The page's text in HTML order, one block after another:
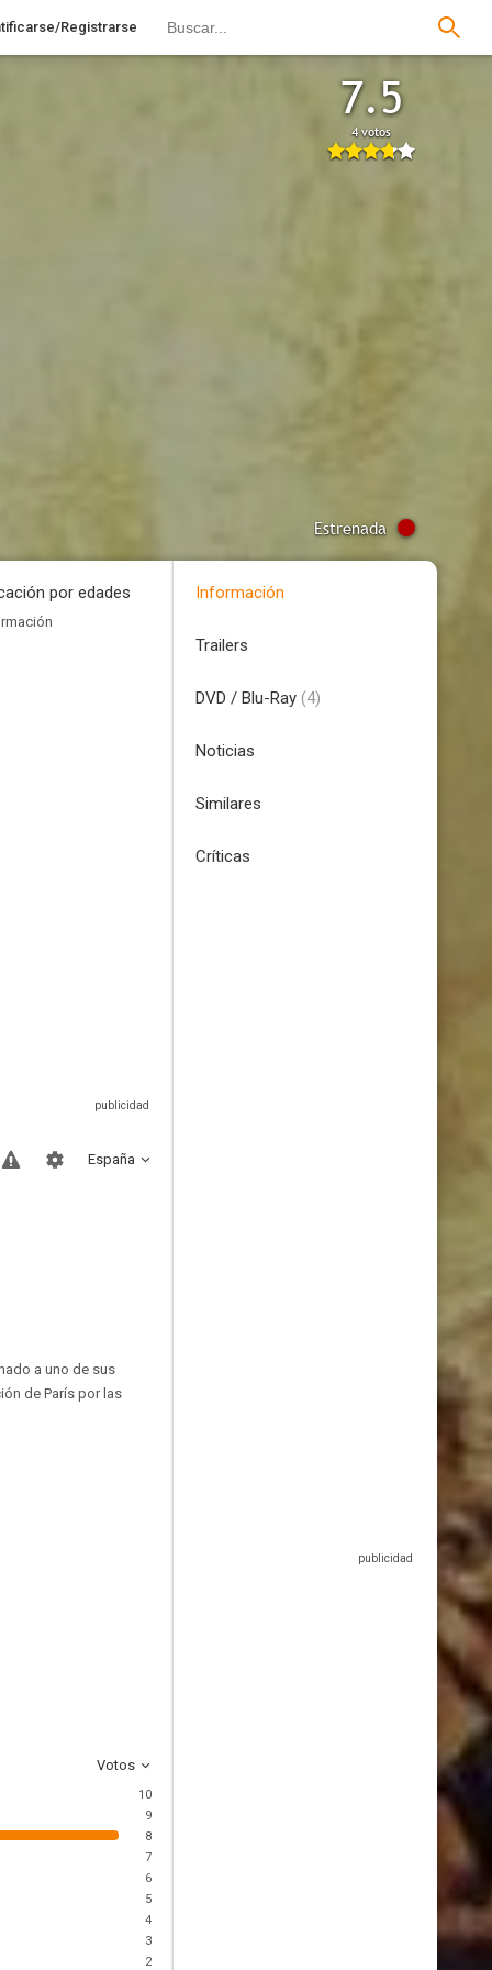
Registrarse
7.5
4 votos
Estrenada
por edades
España
a uno de sus
de París por las
Votos
10
9
8
7
6
5
4
3
2
Información
Trailers
DVD / Blu-Ray (4)
Noticias
Similares
Críticas